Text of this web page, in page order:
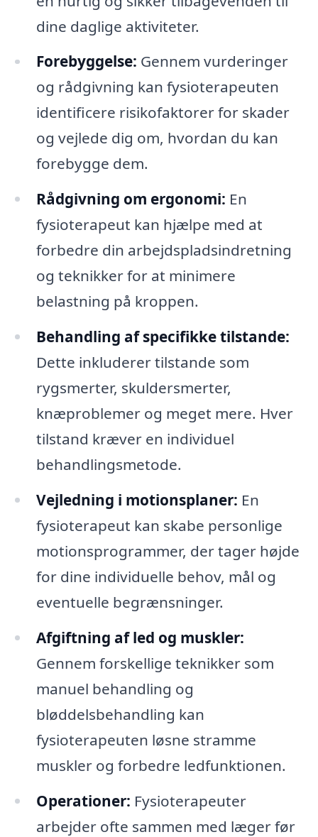
dine daglige aktiviteter.
Forebyggelse: Gennem vurderinger
og rådgivning kan fysioterapeuten
identificere risikofaktorer for skader
og vejlede dig om, hvordan du kan
forebygge dem.
Rådgivning om ergonomi: En
fysioterapeut kan hjælpe med at
forbedre din arbejdspladsindretning
og teknikker for at minimere
belastning på kroppen.
Behandling af specifikke tilstande:
Dette inkluderer tilstande som
rygsmerter, skuldersmerter,
knæproblemer og meget mere. Hver
tilstand kræver en individuel
behandlingsmetode.
Vejledning i motionsplaner: En
fysioterapeut kan skabe personlige
motionsprogrammer, der tager højde
for dine individuelle behov, mål og
eventuelle begrænsninger.
Afgiftning af led og muskler:
Gennem forskellige teknikker som
manuel behandling og
bløddelsbehandling kan
fysioterapeuten løsne stramme
muskler og forbedre ledfunktionen.
Operationer: Fysioterapeuter
arbejder ofte sammen med læger før